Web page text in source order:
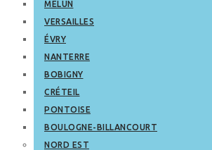
MELUN
VERSAILLES
ÉVRY
NANTERRE
BOBIGNY
CRÉTEIL
PONTOISE
BOULOGNE-BILLANCOURT
NORD EST